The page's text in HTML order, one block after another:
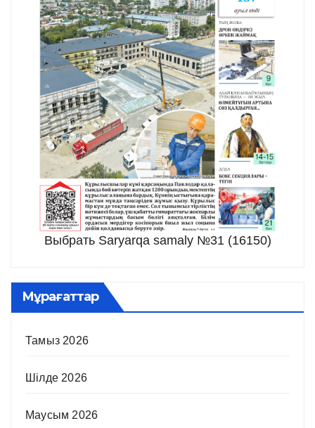
Выбрать Saryarqa samaly №31 (16150)
Мұрағаттар
Тамыз 2026
Шілде 2026
Маусым 2026